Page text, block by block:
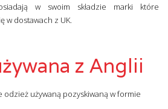
w swoim składzie marki które
w dostawach z UK.
z Anglii
używaną pozyskiwaną w formie